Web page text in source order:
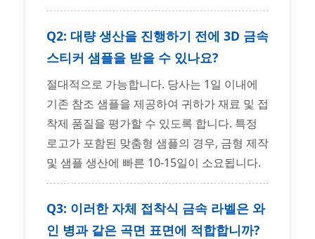
Q2: 대량 생산을 진행하기 전에 3D 금속
스티커 샘플을 받을 수 있나요?
절대적으로 가능합니다. 당사는 1일 이내에
기존 참조 샘플을 제공하여 귀하가 재료 및 접
착제 품질을 평가할 수 있도록 합니다. 특정
로고가 포함된 맞춤형 샘플의 경우, 금형 제작
및 샘플 생산에 빠른 10-15일이 소요됩니다.
Q3: 이러한 자체 접착식 금속 라벨은 와
인 병과 같은 곡면 표면에 적합합니까?